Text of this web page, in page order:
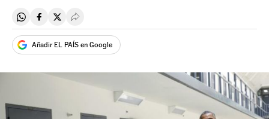
Compartir en Whatsapp
Compartir en Facebook
Compartir en Twitter
Desplegar Redes Sociales
Añadir EL PAÍS en Google